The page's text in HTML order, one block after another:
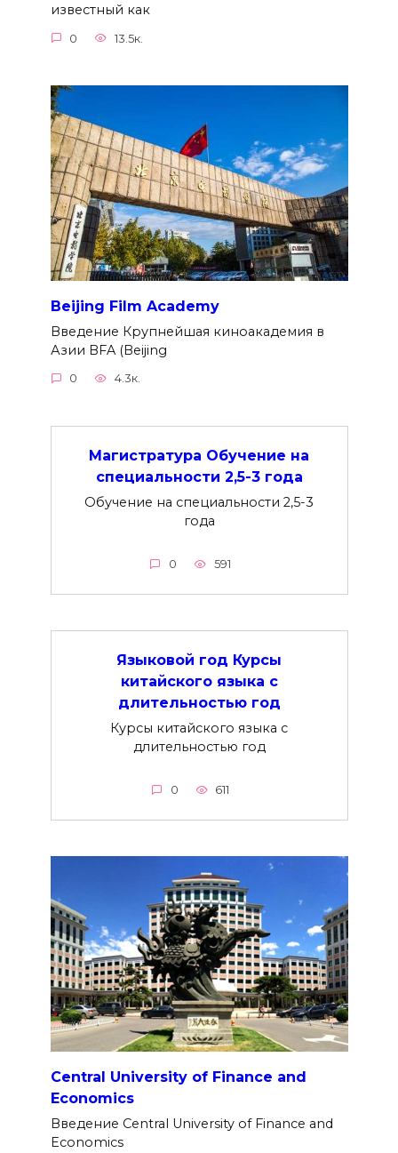
известный как
0 13.5к.
Beijing Film Academy
Введение Крупнейшая киноакадемия в
Азии BFA (Beijing
0 4.3к.
Магистратура Обучение на
специальности 2,5-3 года
Обучение на специальности 2,5-3
года
0 591
Языковой год Курсы
китайского языка с
длительностью год
Курсы китайского языка с
длительностью год
0 611
Central University of Finance and
Economics
Введение Central University of Finance and
Economics